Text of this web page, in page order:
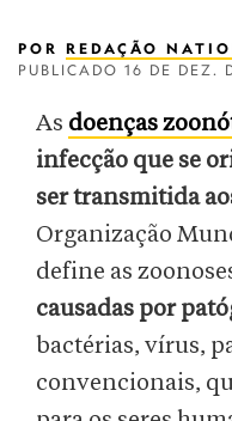
POR REDAÇÃO
PUBLICADO 16 DE DEZ.
As doenças
infecção que se
ser transmitida
Organização
define as
causadas por
bactérias, vírus,
convencionais,